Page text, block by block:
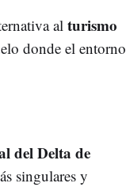
al turismo
donde el entorno
del Delta de
singulares y